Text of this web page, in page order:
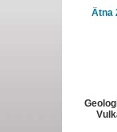
Ätna